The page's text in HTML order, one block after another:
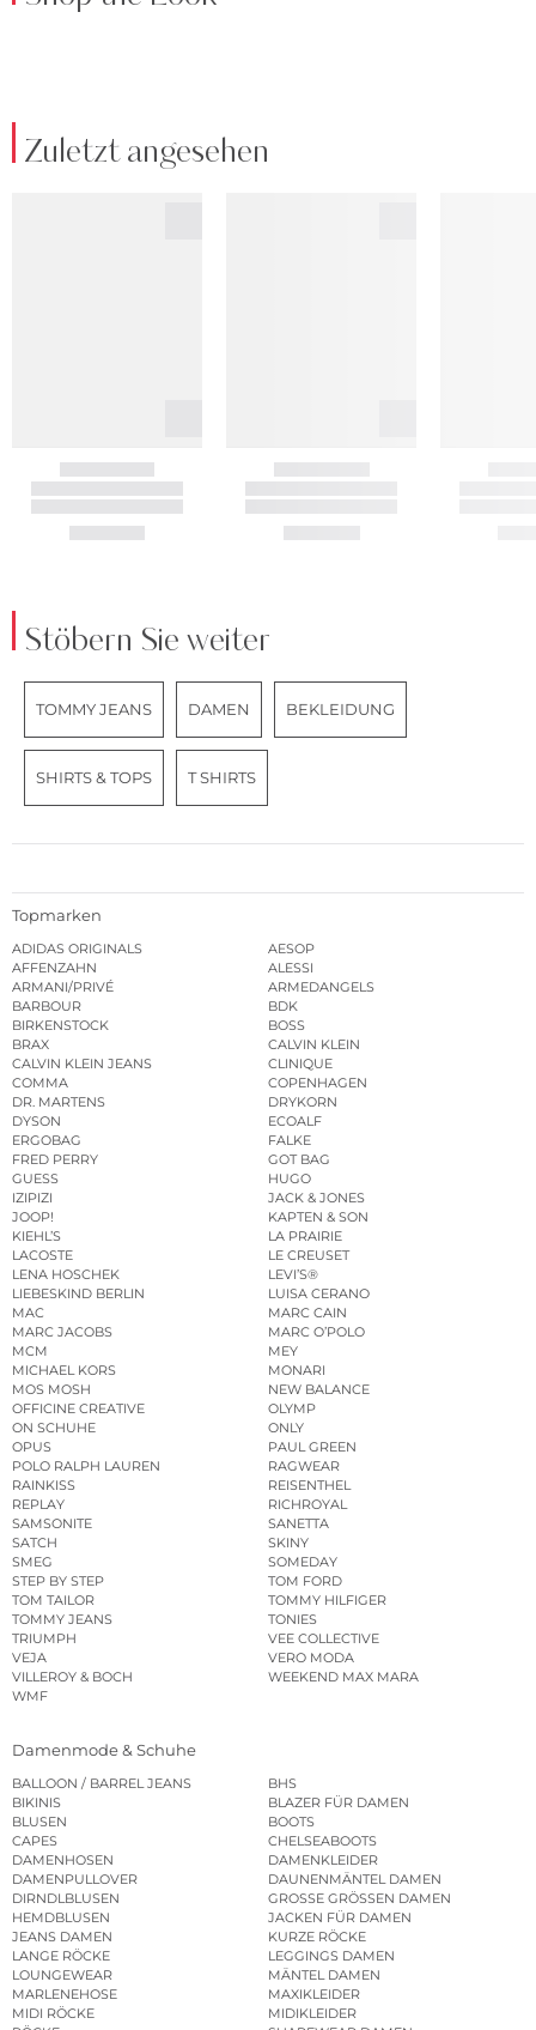
Zuletzt angesehen
Stöbern Sie weiter
TOMMY JEANS DAMEN BEKLEIDUNG
SHIRTS & TOPS T SHIRTS
Topmarken
ADIDAS ORIGINALS
AESOP
AFFENZAHN
ALESSI
ARMANI/PRIVÉ
ARMEDANGELS
BARBOUR
BDK
BIRKENSTOCK
BOSS
BRAX
CALVIN KLEIN
CALVIN KLEIN JEANS
CLINIQUE
COMMA
COPENHAGEN
DR. MARTENS
DRYKORN
DYSON
ECOALF
ERGOBAG
FALKE
FRED PERRY
GOT BAG
GUESS
HUGO
IZIPIZI
JACK & JONES
JOOP!
KAPTEN & SON
KIEHL’S
LA PRAIRIE
LACOSTE
LE CREUSET
LENA HOSCHEK
LEVI’S®
LIEBESKIND BERLIN
LUISA CERANO
MAC
MARC CAIN
MARC JACOBS
MARC O’POLO
MCM
MEY
MICHAEL KORS
MONARI
MOS MOSH
NEW BALANCE
OFFICINE CREATIVE
OLYMP
ON SCHUHE
ONLY
OPUS
PAUL GREEN
POLO RALPH LAUREN
RAGWEAR
RAINKISS
REISENTHEL
REPLAY
RICHROYAL
SAMSONITE
SANETTA
SATCH
SKINY
SMEG
SOMEDAY
STEP BY STEP
TOM FORD
TOM TAILOR
TOMMY HILFIGER
TOMMY JEANS
TONIES
TRIUMPH
VEE COLLECTIVE
VEJA
VERO MODA
VILLEROY & BOCH
WEEKEND MAX MARA
WMF
Damenmode & Schuhe
BALLOON / BARREL JEANS
BHS
BIKINIS
BLAZER FÜR DAMEN
BLUSEN
BOOTS
CAPES
CHELSEABOOTS
DAMENHOSEN
DAMENKLEIDER
DAMENPULLOVER
DAUNENMÄNTEL DAMEN
DIRNDLBLUSEN
GROSSE GRÖSSEN DAMEN
HEMDBLUSEN
JACKEN FÜR DAMEN
JEANS DAMEN
KURZE RÖCKE
LANGE RÖCKE
LEGGINGS DAMEN
LOUNGEWEAR
MÄNTEL DAMEN
MARLENEHOSE
MAXIKLEIDER
MIDI RÖCKE
MIDIKLEIDER